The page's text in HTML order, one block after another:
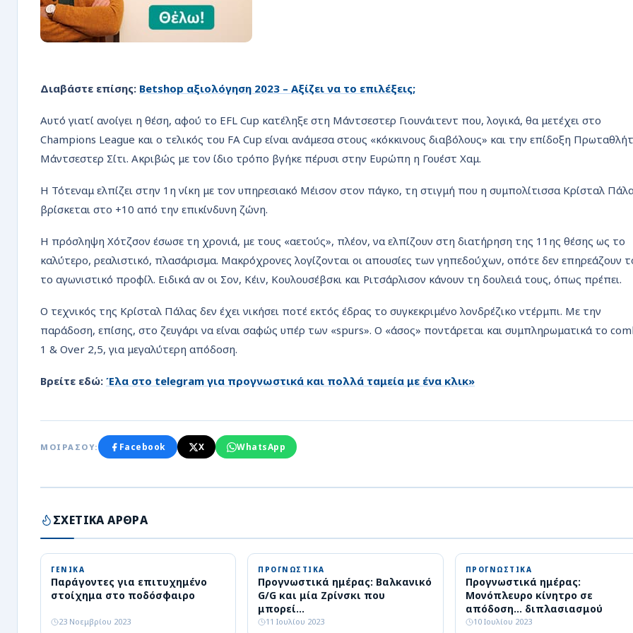
Διαβάστε επίσης: Betshop αξιολόγηση 2023 – Αξίζει να το επιλέξεις;
Αυτό γιατί ανοίγει η θέση, αφού το EFL Cup κατέληξε στη Μάντσεστερ Γιουνάιτεντ που, λογικά, θα μετέχει στο
Champions League και ο τελικός του FA Cup είναι ανάμεσα στους «κόκκινους διαβόλους» και την επίδοξη
Μάντσεστερ Σίτι. Ακριβώς με τον ίδιο τρόπο βγήκε πέρυσι στην Ευρώπη η Γουέστ Χαμ.
Η Τότεναμ ελπίζει στην 1η νίκη με τον υπηρεσιακό Μέισον στον πάγκο, τη στιγμή που η συμπολίτισσα Κρίσταλ
βρίσκεται στο +10 από την επικίνδυνη ζώνη.
Η πρόσληψη Χότζσον έσωσε τη χρονιά, με τους «αετούς», πλέον, να ελπίζουν στη διατήρηση της 11ης θέσης ως το
καλύτερο, ρεαλιστικό, πλασάρισμα. Μακρόχρονες λογίζονται οι απουσίες των γηπεδούχων, οπότε δεν επηρεάζουν
το αγωνιστικό προφίλ. Ειδικά αν οι Σον, Κέιν, Κουλουσέβσκι και Ριτσάρλισον κάνουν τη δουλειά τους, όπως πρέπει.
Ο τεχνικός της Κρίσταλ Πάλας δεν έχει νικήσει ποτέ εκτός έδρας το συγκεκριμένο λονδρέζικο ντέρμπι. Με την
παράδοση, επίσης, στο ζευγάρι να είναι σαφώς υπέρ των «spurs». Ο «άσος» ποντάρεται και συμπληρωματικά το
1 & Over 2,5, για μεγαλύτερη απόδοση.
Βρείτε εδώ: Έλα στο telegram για προγνωστικά και πολλά ταμεία με ένα κλικ»
ΜΟΙΡΑΣΟΥ: Facebook X WhatsApp
ΣΧΕΤΙΚΑ ΑΡΘΡΑ
ΓΕΝΙΚΑ
Παράγοντες για επιτυχημένο
στοίχημα στο ποδόσφαιρο
23 Νοεμβρίου 2023
ΠΡΟΓΝΩΣΤΙΚΑ
Προγνωστικά ημέρας: Βαλκανικό
G/G και μία Ζρίνσκι που
μπορεί…
11 Ιουλίου 2023
ΠΡΟΓΝΩΣΤΙΚΑ
Προγνωστικά ημέρας:
Μονόπλευρο κίνητρο σε
απόδοση… διπλασιασμού
10 Ιουλίου 2023